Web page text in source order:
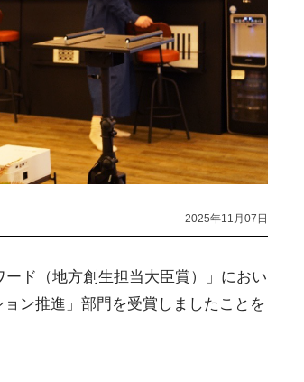
2025年11月07日
ド（地方創生担当大臣賞）」におい
ン推進」部門を受賞しましたことを